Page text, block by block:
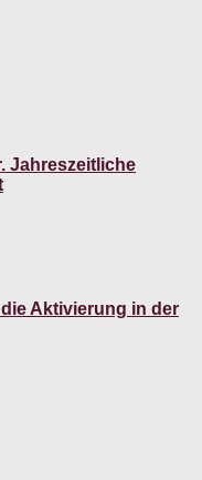
Jahreszeitliche
Aktivierung in der